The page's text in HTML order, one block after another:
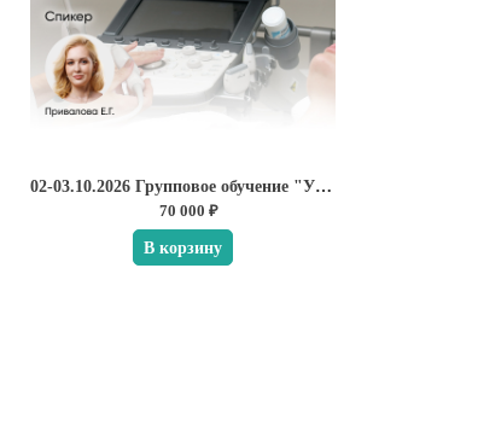
02-03.10.2026 Групповое обучение "УЗИ в косметологии"
70 000 ₽
В корзину